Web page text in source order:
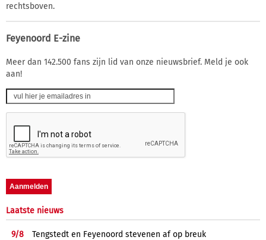
rechtsboven.
Feyenoord E-zine
Meer dan 142.500 fans zijn lid van onze nieuwsbrief. Meld je ook
aan!
Laatste nieuws
9/8
Tengstedt en Feyenoord stevenen af op breuk